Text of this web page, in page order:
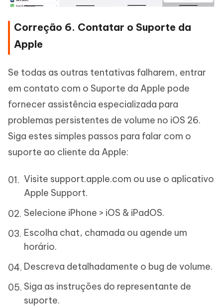
Correção 6. Contatar o Suporte da
Apple
Se todas as outras tentativas falharem, entrar
em contato com o Suporte da Apple pode
fornecer assistência especializada para
problemas persistentes de volume no iOS 26.
Siga estes simples passos para falar com o
suporte ao cliente da Apple:
Visite support.apple.com ou use o aplicativo
Apple Support.
Selecione iPhone > iOS & iPadOS.
Escolha chat, chamada ou agende um
horário.
Descreva detalhadamente o bug de volume.
Siga as instruções do representante de
suporte.